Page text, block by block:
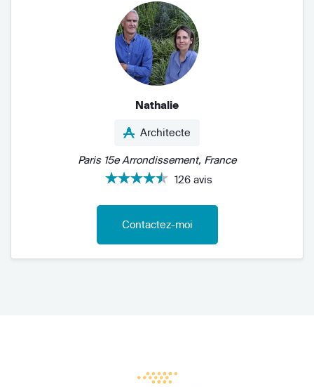
Nathalie
Architecte
Paris 15e Arrondissement, France
126 avis
Contactez-moi